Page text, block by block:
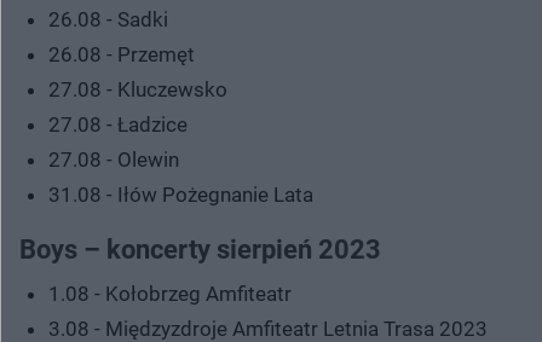
26.08 - Sadki
26.08 - Przemęt
27.08 - Kluczewsko
27.08 - Ładzice
27.08 - Olewin
31.08 - Iłów Pożegnanie Lata
Boys – koncerty sierpień 2023
1.08 - Kołobrzeg Amfiteatr
3.08 - Międzyzdroje Amfiteatr Letnia Trasa 2023